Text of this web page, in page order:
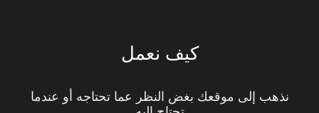
كيف نعمل
نذهب إلى موقعك بغض النظر عما تحتاجه أو عندما